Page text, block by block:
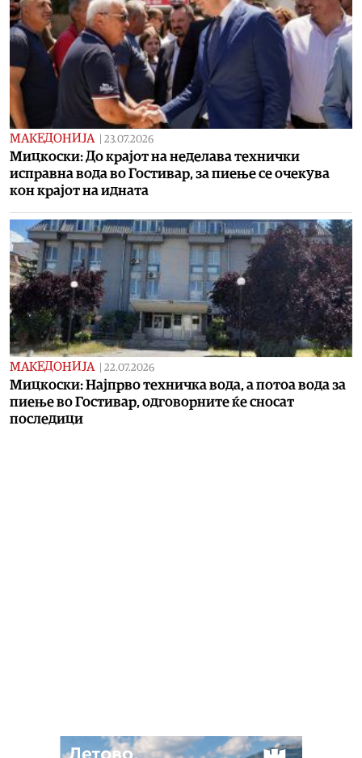
МАКЕДОНИЈА 23.07.2026
Мицкоски: До крајот на неделава технички
исправна вода во Гостивар, за пиење се очекува
кон крајот на идната
МАКЕДОНИЈА 22.07.2026
Мицкоски: Најпрво техничка вода, a потоа вода за
пиење во Гостивар, одговорните ќе сносат
последици